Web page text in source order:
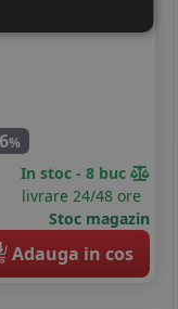
%
In stoc - 8 buc
livrare 24/48 ore
Stoc magazin
Adauga in cos